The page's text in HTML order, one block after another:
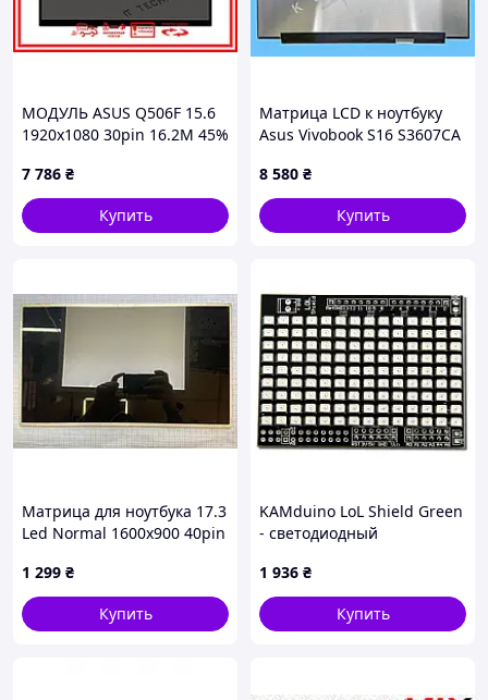
МОДУЛЬ ASUS Q506F 15.6
1920x1080 30pin 16.2M 45%
ноутбука
7 786 ₴
Купить
Матрица LCD к ноутбуку
Asus Vivobook S16 S3607CA
8 580 ₴
Купить
Матрица для ноутбука 17.3
Led Normal 1600x900 40pin
(LP173WD1-TLG2) класс А |
2 б/у
1 299 ₴
Купить
KAMduino LoL Shield Green
- светодиодный
Arduino (зеленый)
1 936 ₴
Купить